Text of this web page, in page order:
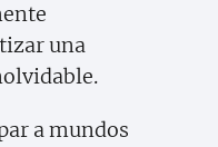
una
a mundos